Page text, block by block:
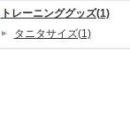
トレーニンググッズ(1)
タニタサイズ(1)